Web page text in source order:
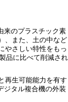
来のプラスチック素
、また、土の中など
やさしい特性をもっ
品に比べて削減され
再生可能能力を有す
ジタル複合機の外装